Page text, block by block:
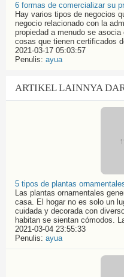
6 formas de comercializar su
Hay varios tipos de negocios
negocio relacionado con la
propiedad a menudo se
cosas que tienen certificados
2021-03-17 05:03:57
Penulis: ayua
ARTIKEL LAINNYA
5 tipos de plantas
Las plantas ornamentales
casa. El hogar no es solo un
cuidada y decorada con
habitan se sientan cómodos.
2021-03-04 23:55:33
Penulis: ayua